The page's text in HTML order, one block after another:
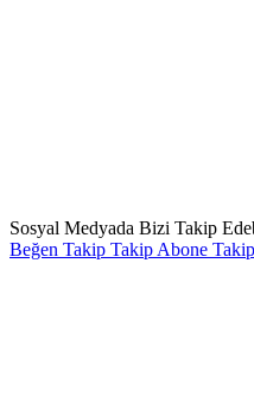
Sosyal Medyada Bizi Takip
Beğen Takip Takip Abone Takip